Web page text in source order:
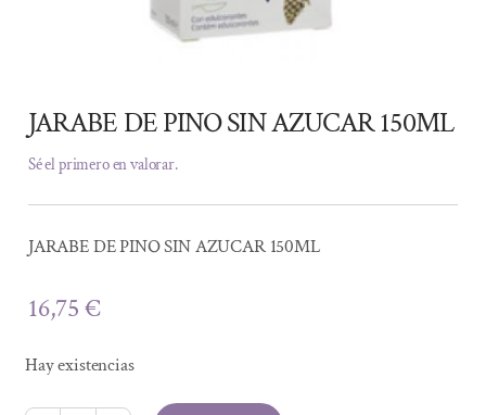
JARABE DE PINO SIN AZUCAR 150ML
Sé el primero en valorar.
JARABE DE PINO SIN AZUCAR 150ML
16,75€
Hay existencias